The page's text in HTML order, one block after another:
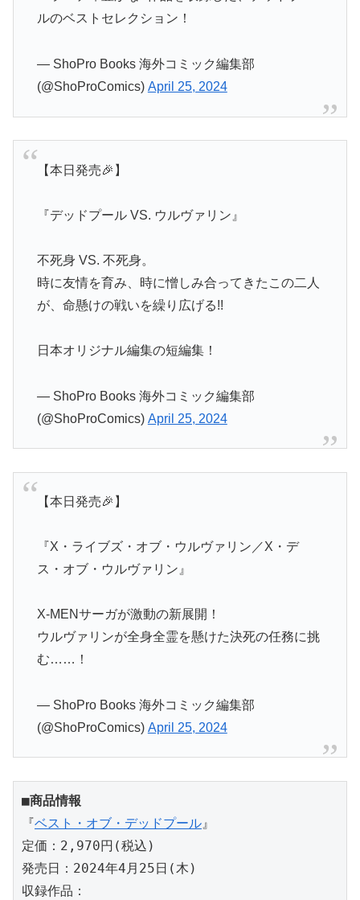
ルのベストセレクション！
— ShoPro Books 海外コミック編集部
(@ShoProComics) April 25, 2024
【本日発売🎉】
『デッドプール VS. ウルヴァリン』
不死身 VS. 不死身。
時に友情を育み、時に憎しみ合ってきたこの二人
が、命懸けの戦いを繰り広げる!!
日本オリジナル編集の短編集！
— ShoPro Books 海外コミック編集部
(@ShoProComics) April 25, 2024
【本日発売🎉】
『X・ライブズ・オブ・ウルヴァリン／X・デ
ス・オブ・ウルヴァリン』
X-MENサーガが激動の新展開！
ウルヴァリンが全身全霊を懸けた決死の任務に挑
む……！
— ShoPro Books 海外コミック編集部
(@ShoProComics) April 25, 2024
■商品情報
『ベスト・オブ・デッドプール』
定価：2,970円(税込)
発売日：2024年4月25日(木)
収録作品：